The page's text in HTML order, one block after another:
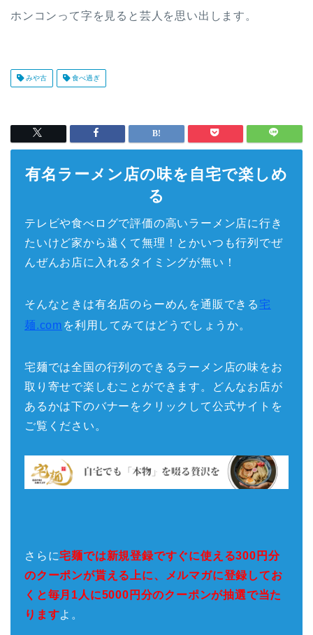
ホンコンって字を見ると芸人を思い出します。
みや古 食べ過ぎ
有名ラーメン店の味を自宅で楽しめ
る
テレビや食べログで評価の高いラーメン店に行き
たいけど家から遠くて無理！とかいつも行列でぜ
んぜんお店に入れるタイミングが無い！
そんなときは有名店のらーめんを通販できる宅
麺.com を利用してみてはどうでしょうか。
宅麺では全国の行列のできるラーメン店の味をお
取り寄せで楽しむことができます。どんなお店が
あるかは下のバナーをクリックして公式サイトを
ご覧ください。
さらに宅麺では新規登録ですぐに使える300円分
のクーポンが貰える上に、メルマガに登録してお
くと毎月1人に5000円分のクーポンが抽選で当た
りますよ。